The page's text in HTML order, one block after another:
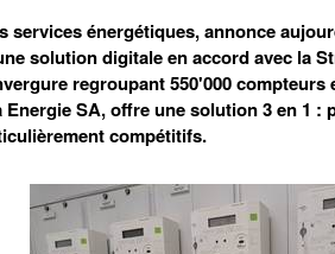
services énergétiques, annonce
solution digitale en accord avec la
regroupant 550'000 compteurs
SA, offre une solution 3 en 1 :
compétitifs.